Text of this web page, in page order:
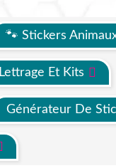
🐾 Stickers
Lettrage Et Kits
Générateur De